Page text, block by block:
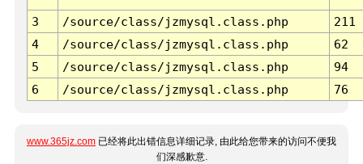
3 /source/class/jzmysql.class.php
211
4
/source/class/jzmysql.class.php
62
5
/source/class/jzmysql.class.php
94
6
/source/class/jzmysql.class.php 76
www.365jz.com 已经将此出错信息详细记录, 由此给您带来的访问不便我
们深感歉意.